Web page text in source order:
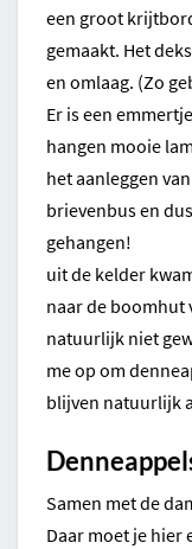
een groot
gemaakt. Het
en omlaag. (Zo
Er is een
hangen mooie
het aanleggen
brievenbus en
gehangen!
uit de kelder
naar de boomhut
natuurlijk niet
me op om
blijven natuurlijk
Samen met de
Daar moet je hier